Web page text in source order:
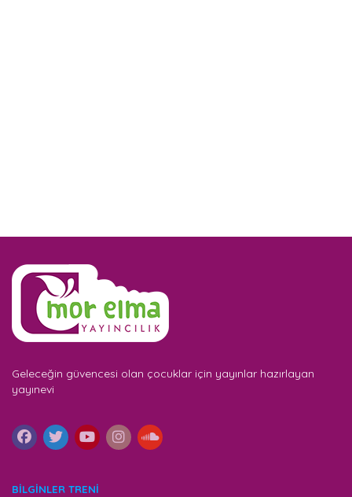
Geleceğin güvencesi olan çocuklar için yayınlar hazırlayan
yayınevi
BİLGİNLER TRENİ